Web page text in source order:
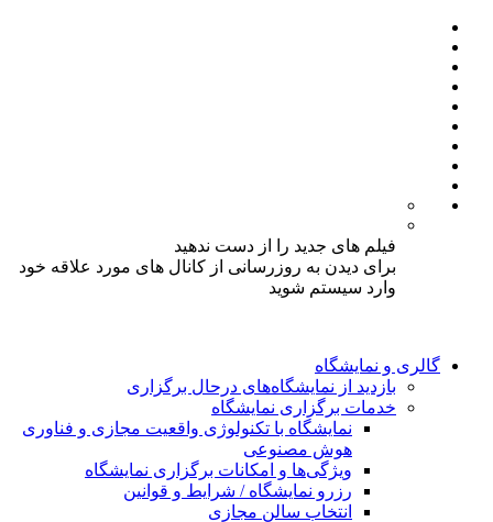
فیلم های جدید را از دست ندهید
برای دیدن به روزرسانی از کانال های مورد علاقه خود
وارد سیستم شوید
گالری و نمایشگاه
بازدید از نمایشگاه‌های درحال برگزاری
خدمات برگزاری نمایشگاه
نمایشگاه با تکنولوژی واقعیت مجازی و فناوری
هوش مصنوعی
ویژگی‌ها و امکانات برگزاری نمایشگاه
رزرو نمایشگاه / شرایط و قوانین
انتخاب سالن مجازی